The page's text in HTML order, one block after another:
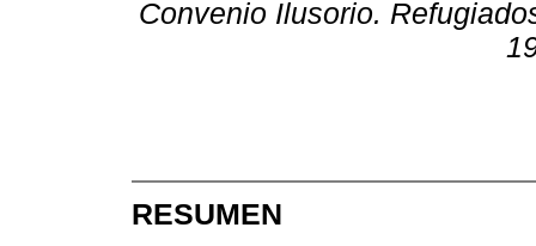
Convenio Ilusorio.
RESUMEN